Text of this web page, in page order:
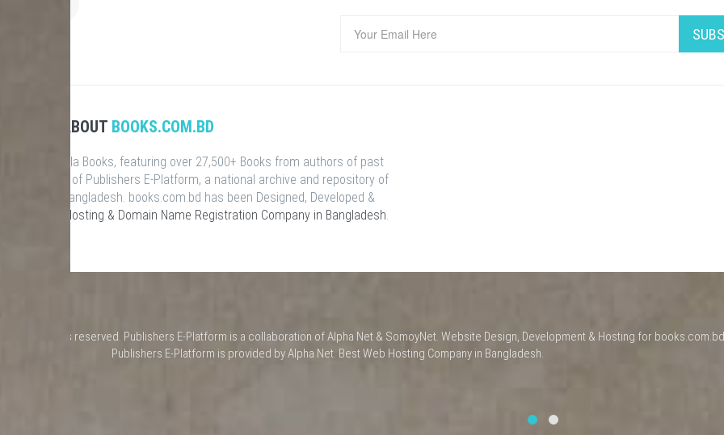
ABOUT BOOKS.COM.BD
of Bangla Books, featuring over 27,500+ Books from authors of past
is a part of Publishers E-Platform, a national archive and repository of
Books in Bangladesh. books.com.bd has been Designed, Developed &
Web Hosting & Domain Name Registration Company in Bangladesh.
Net, All rights reserved. Publishers E-Platform is a collaboration of Alpha Net & SomoyNet. Website Design, Development & Hosting for
Publishers E-Platform is provided by Alpha Net. BestWeb Hosting Company in Bangladesh.